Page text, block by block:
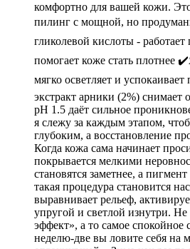
комфортно для вашей кожи.
пилинг с мощной, но
гликолевой кислоты -
помогает коже стать плотнее
мягко осветляет и
экстракт арники (2%) снимает
pH 1.5 даёт сильное
я слежу за каждым этапом,
глубоким, а восстановление
Когда кожа сама начинает
покрывается мелкими
становятся заметнее, а
такая процедура становится
выравнивает рельеф,
упругой и светлой изнутри.
эффект», а то самое спокойное
неделю-две вы ловите себя на